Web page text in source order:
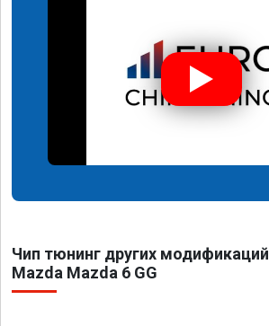
Чип тюнинг других модификаций
Mazda Mazda 6 GG